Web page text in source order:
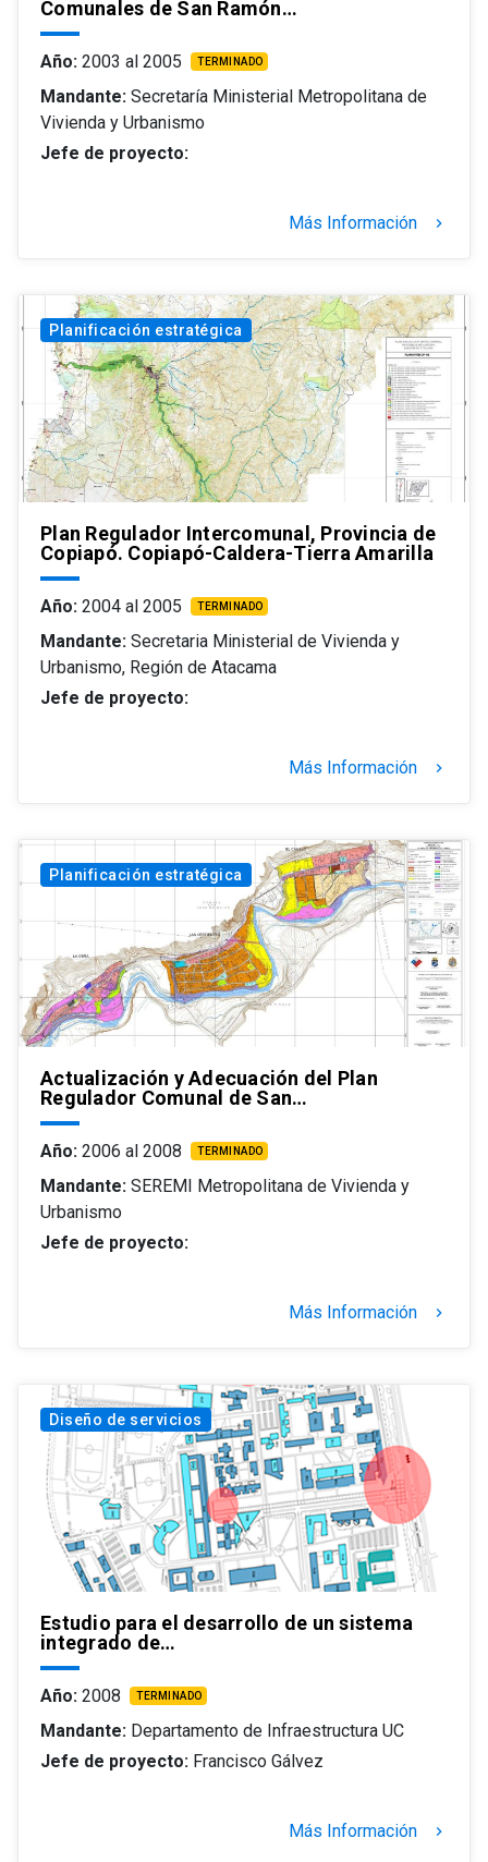
Comunales de San Ramón…
Año: 2003 al 2005 TERMINADO
Mandante: Secretaría Ministerial Metropolitana de
Vivienda y Urbanismo
Jefe de proyecto:
Más Información keyboard_arrow_right
Planificación estratégica
Plan Regulador Intercomunal, Provincia de
Copiapó. Copiapó-Caldera-Tierra Amarilla
Año: 2004 al 2005 TERMINADO
Mandante: Secretaria Ministerial de Vivienda y
Urbanismo, Región de Atacama
Jefe de proyecto:
Más Información keyboard_arrow_right
Planificación estratégica
Actualización y Adecuación del Plan
Regulador Comunal de San…
Año: 2006 al 2008 TERMINADO
Mandante: SEREMI Metropolitana de Vivienda y
Urbanismo
Jefe de proyecto:
Más Información keyboard_arrow_right
Diseño de servicios
Estudio para el desarrollo de un sistema
integrado de…
Año: 2008 TERMINADO
Mandante: Departamento de Infraestructura UC
Jefe de proyecto: Francisco Gálvez
Más Información keyboard_arrow_right